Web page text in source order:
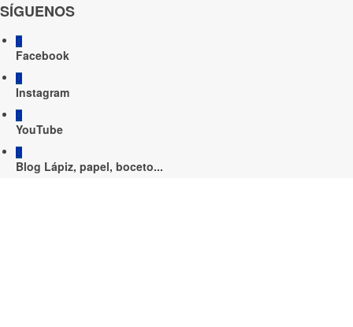
SÍGUENOS
Facebook
Instagram
YouTube
Blog Lápiz, papel, boceto...